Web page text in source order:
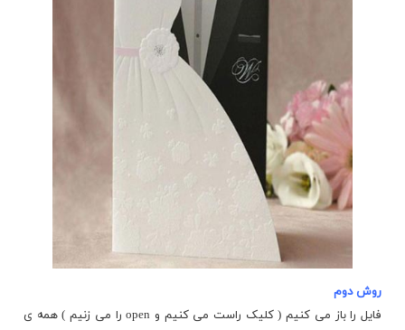
روش دوم
فایل را باز می کنیم ( کلیک راست می کنیم و open را می زنیم ) همه ی